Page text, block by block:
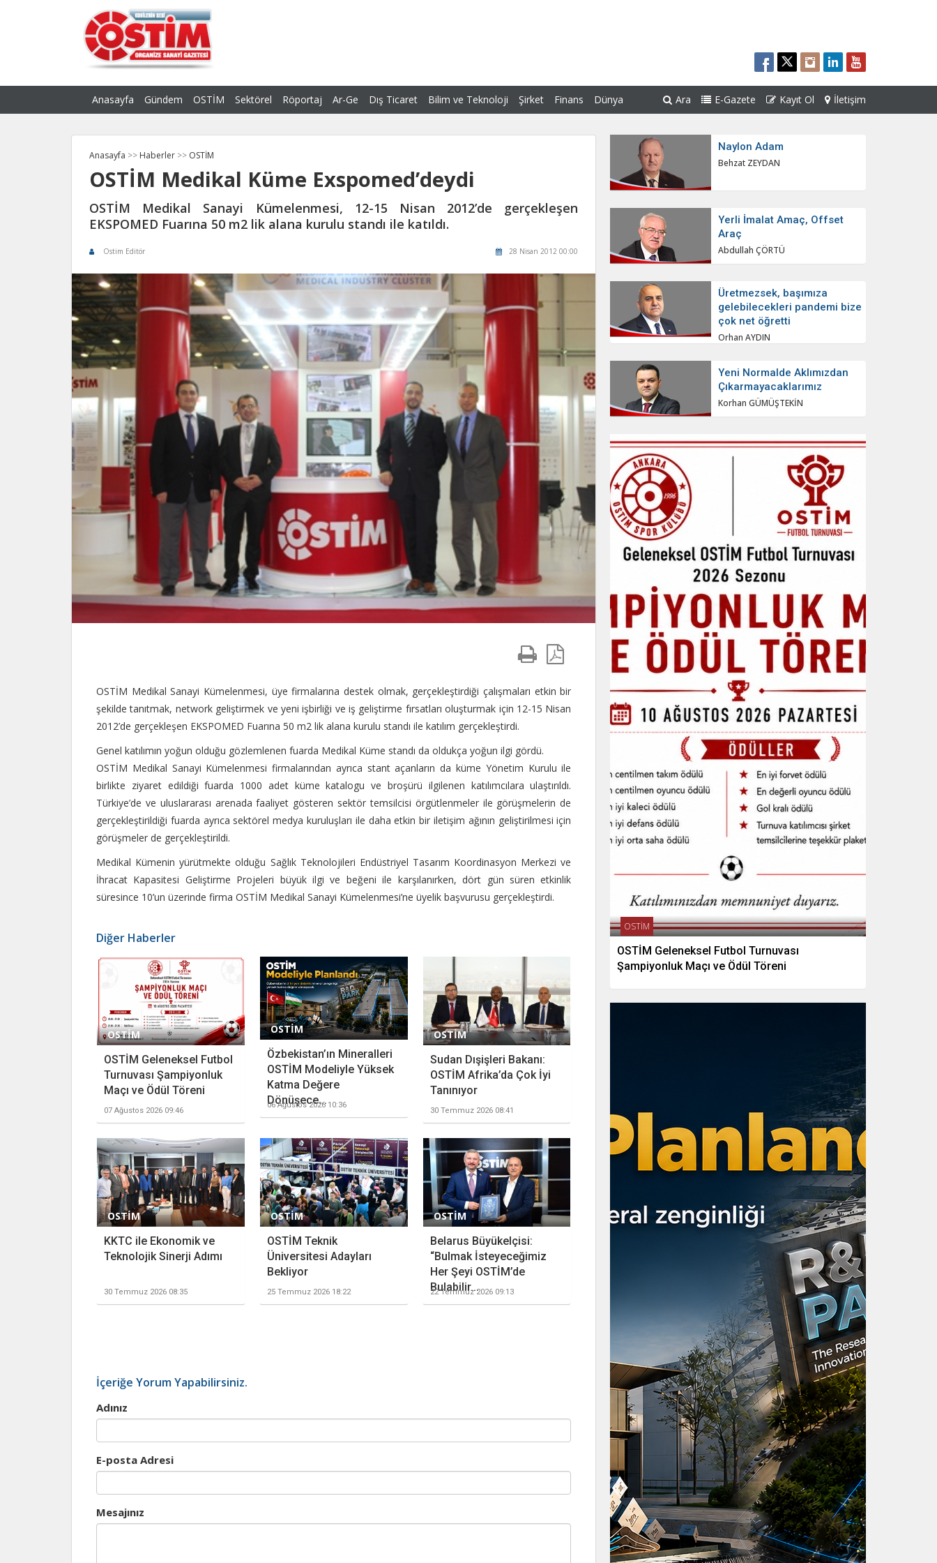
Anasayfa Gündem OSTİM Sektörel Röportaj Ar-Ge Dış Ticaret Bilim ve Teknoloji Şirket Finans Dünya Ara E-Gazete Kayıt Ol İletişim
Anasayfa >> Haberler >> OSTİM
OSTİM Medikal Küme Exspomed’deydi
OSTİM Medikal Sanayi Kümelenmesi, 12-15 Nisan 2012’de gerçekleşen
EKSPOMED Fuarına 50 m2 lik alana kurulu standı ile katıldı.
Ostim Editör 28 Nisan 2012 00:00
OSTİM Medikal Sanayi Kümelenmesi, üye firmalarına destek olmak, gerçekleştirdiği çalışmaları etkin bir
şekilde tanıtmak, network geliştirmek ve yeni işbirliği ve iş geliştirme fırsatları oluşturmak için 12-15 Nisan
2012’de gerçekleşen EKSPOMED Fuarına 50 m2 lik alana kurulu standı ile katılım gerçekleştirdi.
Genel katılımın yoğun olduğu gözlemlenen fuarda Medikal Küme standı da oldukça yoğun ilgi gördü.
OSTİM Medikal Sanayi Kümelenmesi firmalarından ayrıca stant açanların da küme Yönetim Kurulu ile
birlikte ziyaret edildiği fuarda 1000 adet küme katalogu ve broşürü ilgilenen katılımcılara ulaştırıldı.
Türkiye’de ve uluslararası arenada faaliyet gösteren sektör temsilcisi örgütlenmeler ile görüşmelerin de
gerçekleştirildiği fuarda ayrıca sektörel medya kuruluşları ile daha etkin bir iletişim ağının geliştirilmesi için
görüşmeler de gerçekleştirildi.
Medikal Kümenin yürütmekte olduğu Sağlık Teknolojileri Endüstriyel Tasarım Koordinasyon Merkezi ve
İhracat Kapasitesi Geliştirme Projeleri büyük ilgi ve beğeni ile karşılanırken, dört gün süren etkinlik
süresince 10’un üzerinde firma OSTİM Medikal Sanayi Kümelenmesi’ne üyelik başvurusu gerçekleştirdi.
Diğer Haberler
OSTİM
OSTİM Geleneksel Futbol
Turnuvası Şampiyonluk
Maçı ve Ödül Töreni
07 Ağustos 2026 09:46
OSTİM
Özbekistan’ın Mineralleri
OSTİM Modeliyle Yüksek
Katma Değere
Dönüşece...
06 Ağustos 2026 10:36
OSTİM
Sudan Dışişleri Bakanı:
OSTİM Afrika’da Çok İyi
Tanınıyor
30 Temmuz 2026 08:41
OSTİM
KKTC ile Ekonomik ve
Teknolojik Sinerji Adımı
30 Temmuz 2026 08:35
OSTİM
OSTİM Teknik
Üniversitesi Adayları
Bekliyor
25 Temmuz 2026 18:22
OSTİM
Belarus Büyükelçisi:
“Bulmak İsteyeceğimiz
Her Şeyi OSTİM’de
Bulabilir...
22 Temmuz 2026 09:13
İçeriğe Yorum Yapabilirsiniz.
Adınız
E-posta Adresi
Mesajınız
Naylon Adam
Behzat ZEYDAN
Yerli İmalat Amaç, Offset
Araç
Abdullah ÇÖRTÜ
Üretmezsek, başımıza
gelebilecekleri pandemi bize
çok net öğretti
Orhan AYDIN
Yeni Normalde Aklımızdan
Çıkarmayacaklarımız
Korhan GÜMÜŞTEKİN
OSTİM
OSTİM Geleneksel Futbol Turnuvası
Şampiyonluk Maçı ve Ödül Töreni